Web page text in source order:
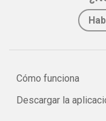
Cómo funciona
Descargar la